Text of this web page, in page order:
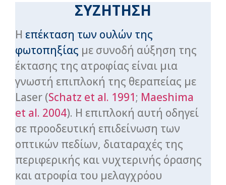
ΣΥΖΗΤΗΣΗ
Η επέκταση των ουλών της
φωτοπηξίας με συνοδή αύξηση της
έκτασης της ατροφίας είναι μια
γνωστή επιπλοκή της θεραπείας με
Laser (Schatz et al. 1991; Maeshima
et al. 2004). Η επιπλοκή αυτή οδηγεί
σε προοδευτική επιδείνωση των
οπτικών πεδίων, διαταραχές της
περιφερικής και νυχτερινής όρασης
και ατροφία του μελαγχρόου